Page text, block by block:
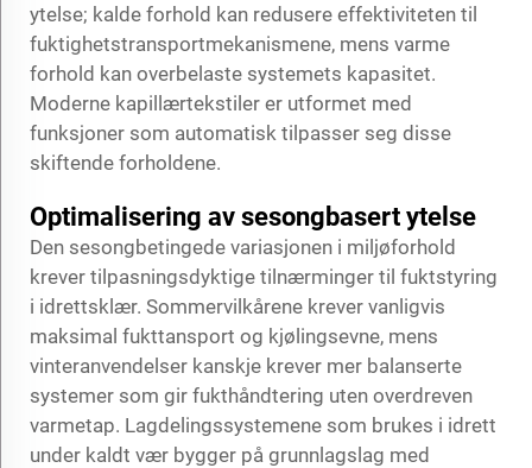
ytelse; kalde forhold kan redusere effektiviteten til
fuktighetstransportmekanismene, mens varme
forhold kan overbelaste systemets kapasitet.
Moderne kapillærtekstiler er utformet med
funksjoner som automatisk tilpasser seg disse
skiftende forholdene.
Optimalisering av sesongbasert ytelse
Den sesongbetingede variasjonen i miljøforhold
krever tilpasningsdyktige tilnærminger til fuktstyring
i idrettsklær. Sommervilkårene krever vanligvis
maksimal fukttansport og kjølingsevne, mens
vinteranvendelser kanskje krever mer balanserte
systemer som gir fukthåndtering uten overdreven
varmetap. Lagdelingssystemene som brukes i idrett
under kaldt vær bygger på grunnlagslag med